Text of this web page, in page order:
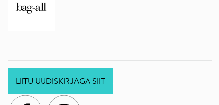
LIITU UUDISKIRJAGA SIIT